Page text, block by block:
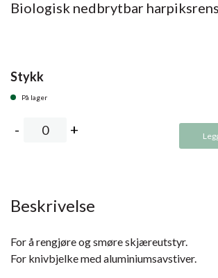
Biologisk nedbrytbar
Stykk
På lager
Beskrivelse
For å rengjøre og smøre skjæreutstyr.
For knivbjelke med aluminiumsavstiver.